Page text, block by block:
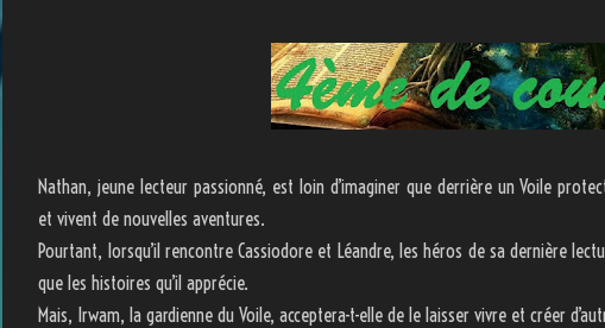
Nathan, jeune lecteur passionné, est loin d’imaginer que derrière un Voile
et vivent de nouvelles aventures.
Pourtant, lorsqu’il rencontre Cassiodore et Léandre, les héros de sa dernière
que les histoires qu’il apprécie.
Mais, Irwam, la gardienne du Voile, acceptera-t-elle de le laisser vivre et créer